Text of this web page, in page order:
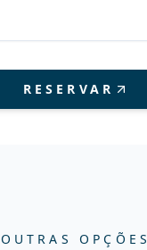
RESERVAR
OUTRAS OPÇÕES